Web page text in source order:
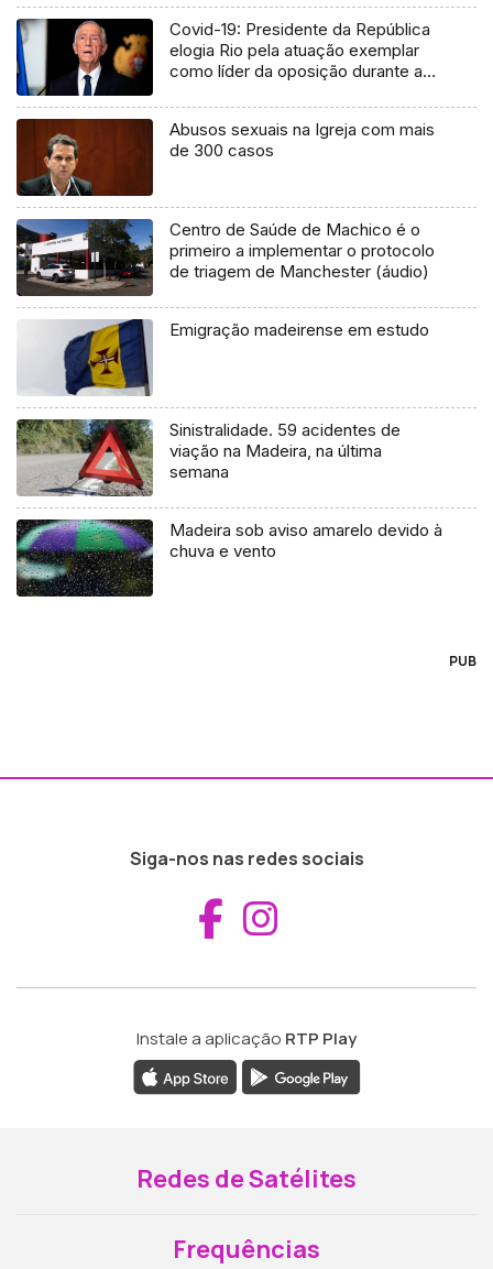
Covid-19: Presidente da República
elogia Rio pela atuação exemplar
como líder da oposição durante a
Abusos sexuais na Igreja com mais
de 300 casos
Centro de Saúde de Machico é o
primeiro a implementar o protocolo
de triagem de Manchester (áudio)
Emigração madeirense em estudo
Sinistralidade. 59 acidentes de
viação na Madeira, na última
semana
Madeira sob aviso amarelo devido à
chuva e vento
PUB
Siga-nos nas redes sociais
Aceder ao
Instale a aplicação RTP Play
Redes de Satélites
Frequências